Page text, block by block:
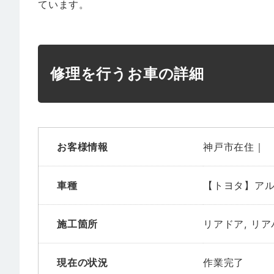
ています。
修理を行うお車の詳細
お客様情報 神戸市在住｜
車種 【トヨタ】ア
施工箇所 リアドア, リア
現在の状況 作業完了